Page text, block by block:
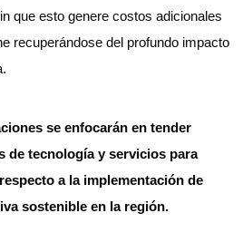
que esto genere costos adicionales
recuperándose del profundo impacto
se enfocarán en tender
de tecnología y servicios para
a la implementación de
sostenible en la región.